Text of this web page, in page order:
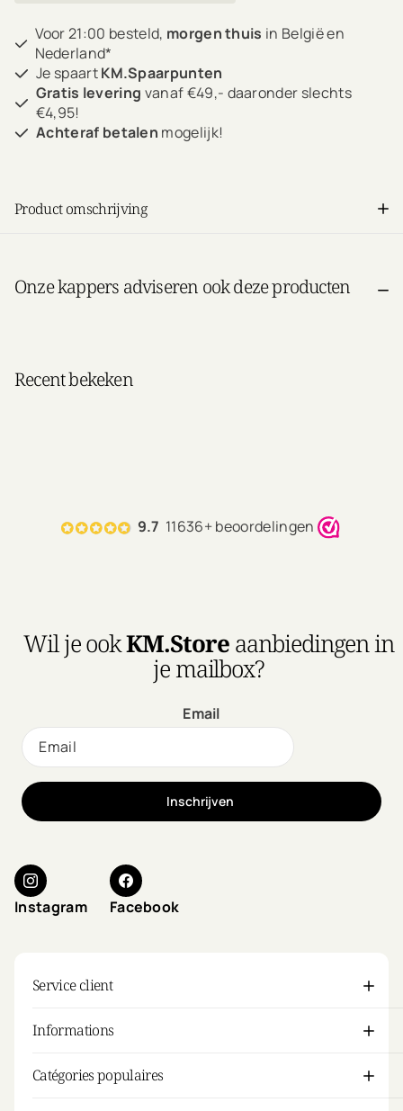
Voor 21:00 besteld, morgen thuis in België en
Nederland*
Je spaartKM.Spaarpunten
Gratis levering vanaf €49,- daaronder slechts
€4,95!
Achteraf betalen mogelijk!
Product omschrijving
Onze kappers adviseren ook deze producten
Recent bekeken
9.7 11636+ beoordelingen
Wil je ookKM.Storeaanbiedingen in
je mailbox?
Email
Inschrijven
Instagram Facebook
Service client
Informations
Catégories populaires